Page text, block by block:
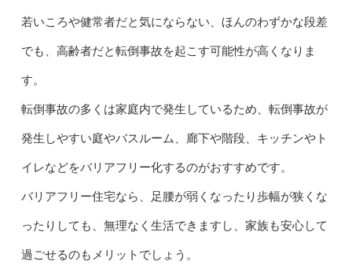
若いころや健常者だと気にならない、ほんのわずかな段差
でも、高齢者だと転倒事故を起こす可能性が高くなりま
す。
転倒事故の多くは家庭内で発生しているため、転倒事故が
発生しやすい庭やバスルーム、廊下や階段、キッチンやト
イレなどをバリアフリー化するのがおすすめです。
バリアフリー住宅なら、足腰が弱くなったり歩幅が狭くな
ったりしても、無理なく生活できますし、家族も安心して
過ごせるのもメリットでしょう。